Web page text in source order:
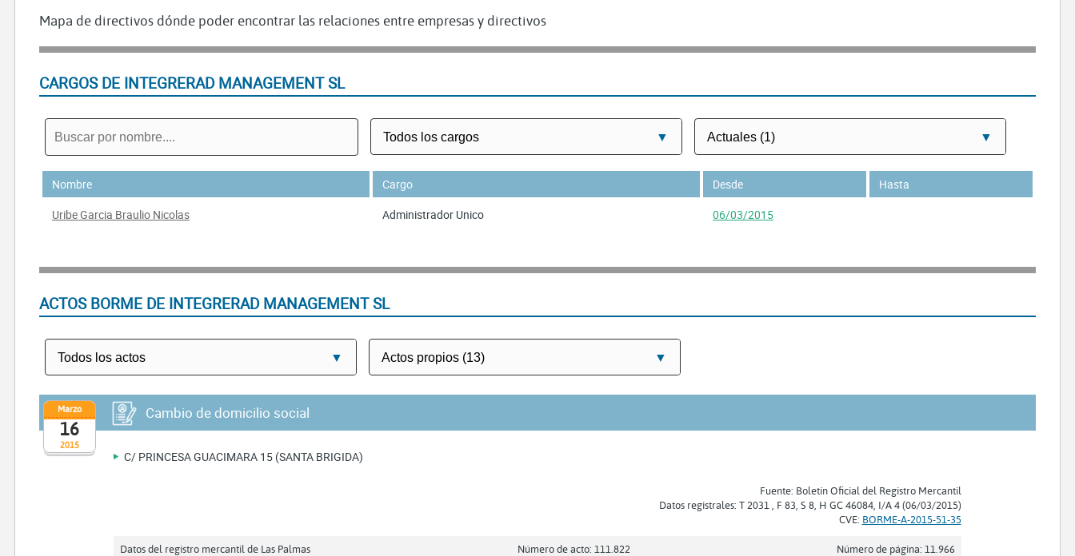
Mapa de directivos dónde poder encontrar las relaciones entre empresas y directivos
CARGOS DE INTEGRERAD MANAGEMENT SL
Nombre Cargo Desde
Hasta
Uribe Garcia Braulio Nicolas
Administrador Unico 06/03/2015
ACTOS BORME DE INTEGRERAD MANAGEMENT SL
2015
Marzo
16
Cambio de domicilio social
C/ PRINCESA GUACIMARA 15 (SANTA BRIGIDA)
Fuente: Boletín Oficial del Registro Mercantil
Datos registrales: T 2031 , F 83, S 8, H GC 46084, I/A 4 (06/03/2015)
CVE: BORME-A-2015-51-35
Datos del registro mercantil de Las Palmas Número de acto: 111.822 Número de página: 11.966